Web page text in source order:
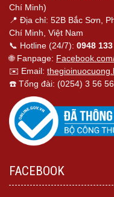
Chí Minh)
📍 Địa chỉ: 52B Bắc Sơn,
Chí Minh, Việt Nam
📞 Hotline (24/7): 0948
🌐 Fanpage:
✉️ Email:
☎️ Tổng đài: (0254) 3 56
FACEBOOK